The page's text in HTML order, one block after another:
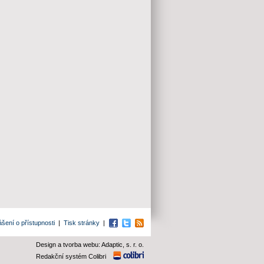
o přístupnosti | Tisk stránky | Facebook
TwitterRSS
Design a tvorba webu: Adaptic, s. r. o.
Redakční systém Colibri